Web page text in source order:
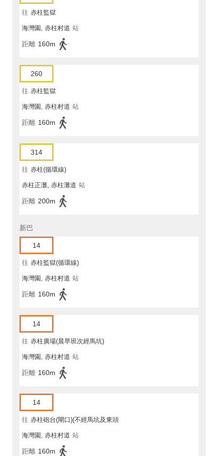
往 赤柱監獄
海灣園, 赤柱村道 站
距離 160m
260
往 赤柱監獄
海灣園, 赤柱村道 站
距離 160m
314
往 赤柱(循環線)
赤柱正灘, 赤柱灘道 站
距離 200m
新巴
14
往 赤柱監獄(循環線)
海灣園, 赤柱村道 站
距離 160m
14
往 赤柱廣場(晨早班次經馬坑)
海灣園, 赤柱村道 站
距離 160m
14
往 赤柱砲台(閘口)(不經馬坑及東頭
灣道)
海灣園, 赤柱村道 站
距離 160m